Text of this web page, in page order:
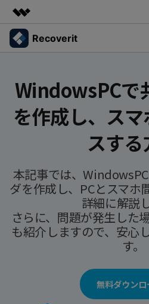
製品
概要
ソリューション
企業情報
プラン＆価格
Recoverit
Recoverit for
Windowsデータ復元なら
心のサポート
Recoverit for Mac
AI
Macの大切なデータを制限な
機能一覧
ドライブから復元
削除されたメディアを復元
独自の復元ソリューション 新
ドキュメントを復元
データ損失のシナリオ
すべての機能を確認
データ復元事例
外付けデバイス復元
パソコン復元
その他の復元
データ復元の専門家
カスタマーストーリー
Recoveritをよりよく活用
操作ガイド
WindowsPCで
を作成し、ス
スす
本記事では、
ダを作成し、PCとスマホ
詳細に解説
さらに、問題が発生した
も紹介しますので、安心
す。
無料ダウンロ